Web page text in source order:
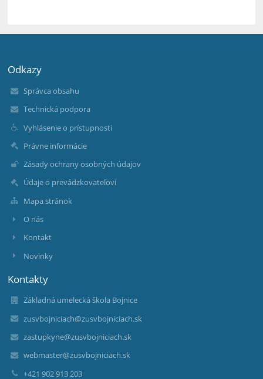
Odkazy
Správca obsahu
Technická podpora
Vyhlásenie o prístupnosti
Právne informácie
Zásady ochrany osobných údajov
Údaje o prevádzkovateľovi
Mapa stránok
O nás
Kontakt
Novinky
Kontakty
Základná umelecká škola Bojnice
zusvbojniciach@zusvbojniciach.sk
zastupkyne@zusvbojniciach.sk
webmaster@zusvbojniciach.sk
+421 902 913 203